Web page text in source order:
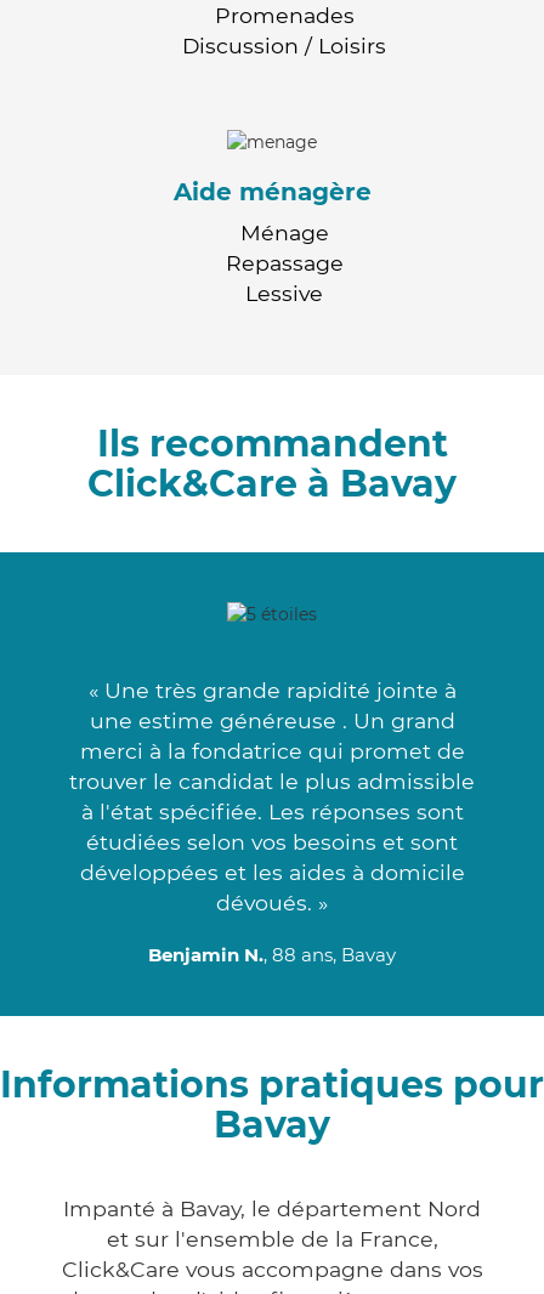
Promenades
Discussion / Loisirs
Aide ménagère
Ménage
Repassage
Lessive
Ils recommandent
Click&Care à Bavay
« Une très grande rapidité jointe à
une estime généreuse . Un grand
merci à la fondatrice qui promet de
trouver le candidat le plus admissible
à l'état spécifiée. Les réponses sont
étudiées selon vos besoins et sont
développées et les aides à domicile
dévoués. »
Benjamin N., 88 ans, Bavay
Informations pratiques pour
Bavay
Impanté à Bavay, le département Nord
et sur l'ensemble de la France,
Click&Care vous accompagne dans vos